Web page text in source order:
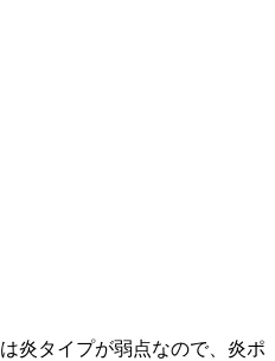
炎タイプが弱点なので、炎ポ